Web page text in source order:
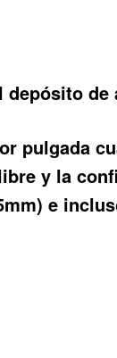
depósito de
pulgada
y la
e